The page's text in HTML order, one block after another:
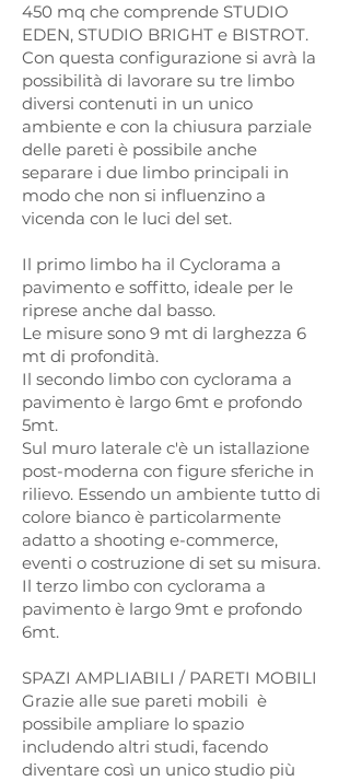
450 mq che comprende STUDIO
EDEN, STUDIO BRIGHT e BISTROT.
Con questa configurazione si avrà la
possibilità di lavorare su tre limbo
diversi contenuti in un unico
ambiente e con la chiusura parziale
delle pareti è possibile anche
separare i due limbo principali in
modo che non si influenzino a
vicenda con le luci del set.
Il primo limbo ha il Cyclorama a
pavimento e soffitto, ideale per le
riprese anche dal basso.
Le misure sono 9 mt di larghezza 6
mt di profondità.
Il secondo limbo con cyclorama a
pavimento è largo 6mt e profondo
5mt.
Sul muro laterale c'è un istallazione
post-moderna con figure sferiche in
rilievo. Essendo un ambiente tutto di
colore bianco è particolarmente
adatto a shooting e-commerce,
eventi o costruzione di set su misura.
Il terzo limbo con cyclorama a
pavimento è largo 9mt e profondo
6mt.
SPAZI AMPLIABILI / PARETI MOBILI
Grazie alle sue pareti mobili è
possibile ampliare lo spazio
includendo altri studi, facendo
diventare così un unico studio più